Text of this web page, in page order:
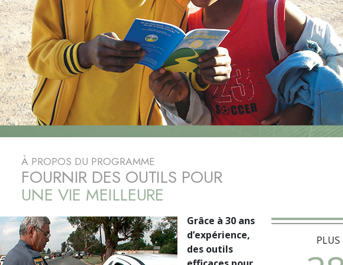
Qu’est-ce que la grandeur ?
À PROPOS DU PROGRAMME
FOURNIR DES OUTILS POUR
UNE VIE MEILLEURE
PLUS
Grâce à 30 ans
d’expérience,
des outils